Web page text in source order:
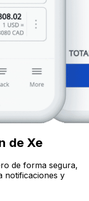
de Xe
de forma segura,
notificaciones y